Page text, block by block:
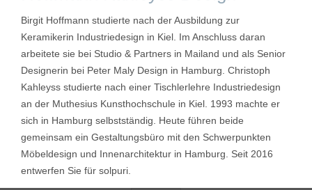
Birgit Hoffmann studierte nach der Ausbildung zur
Keramikerin Industriedesign in Kiel. Im Anschluss daran
arbeitete sie bei Studio & Partners in Mailand und als Senior
Designerin bei Peter Maly Design in Hamburg. Christoph
Kahleyss studierte nach einer Tischlerlehre Industriedesign
an der Muthesius Kunsthochschule in Kiel. 1993 machte er
sich in Hamburg selbstständig. Heute führen beide
gemeinsam ein Gestaltungsbüro mit den Schwerpunkten
Möbeldesign und Innenarchitektur in Hamburg. Seit 2016
entwerfen Sie für solpuri.